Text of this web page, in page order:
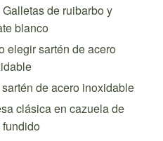
Galletas de ruibarbo y
blanco
elegir sartén de acero
de acero inoxidable
clásica en cazuela de
fundido